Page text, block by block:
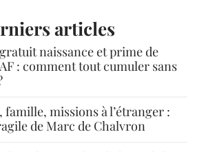
articles
naissance et prime de
: comment tout cumuler sans
famille, missions à l’étranger :
de Marc de Chalvron